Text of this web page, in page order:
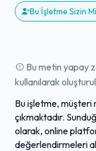
Bu İşletme Sizin
Bu metin yapay
kullanılarak
Bu işletme, müşteri
çıkmaktadır.
olarak, online
değerlendirmeleri